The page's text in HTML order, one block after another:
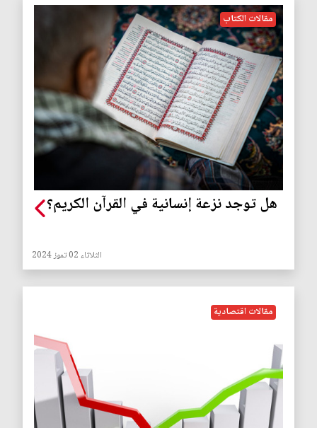
مقالات الكتاب
هل توجد نزعة إنسانية في القرآن الكريم؟
الثلاثاء 02 تموز 2024
مقالات اقتصادية